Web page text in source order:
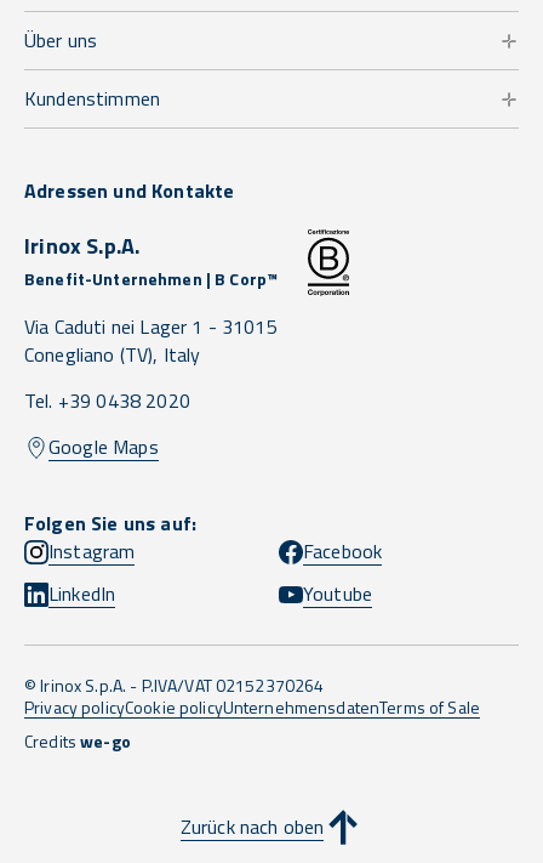
Über uns
Kundenstimmen
Adressen und Kontakte
Irinox S.p.A.
Benefit-Unternehmen | B Corp™
Via Caduti nei Lager 1 - 31015
Conegliano (TV), Italy
Tel. +39 0438 2020
Google Maps
Folgen Sie uns auf:
Instagram
Facebook
LinkedIn
Youtube
© Irinox S.p.A. - P.IVA/VAT 02152370264
Privacy policyCookie policyUnternehmensdatenTerms of Sale
Creditswe-go
Zurück nach oben